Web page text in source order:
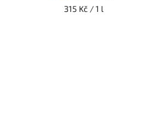
315 Kč / 1 l